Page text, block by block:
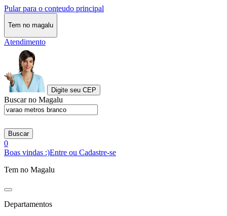
Pular para o conteudo principal
Tem no magalu
Atendimento
Digite seu CEP
Buscar no Magalu
Buscar
0
Boas vindas :)Entre ou Cadastre-se
Tem no Magalu
Departamentos